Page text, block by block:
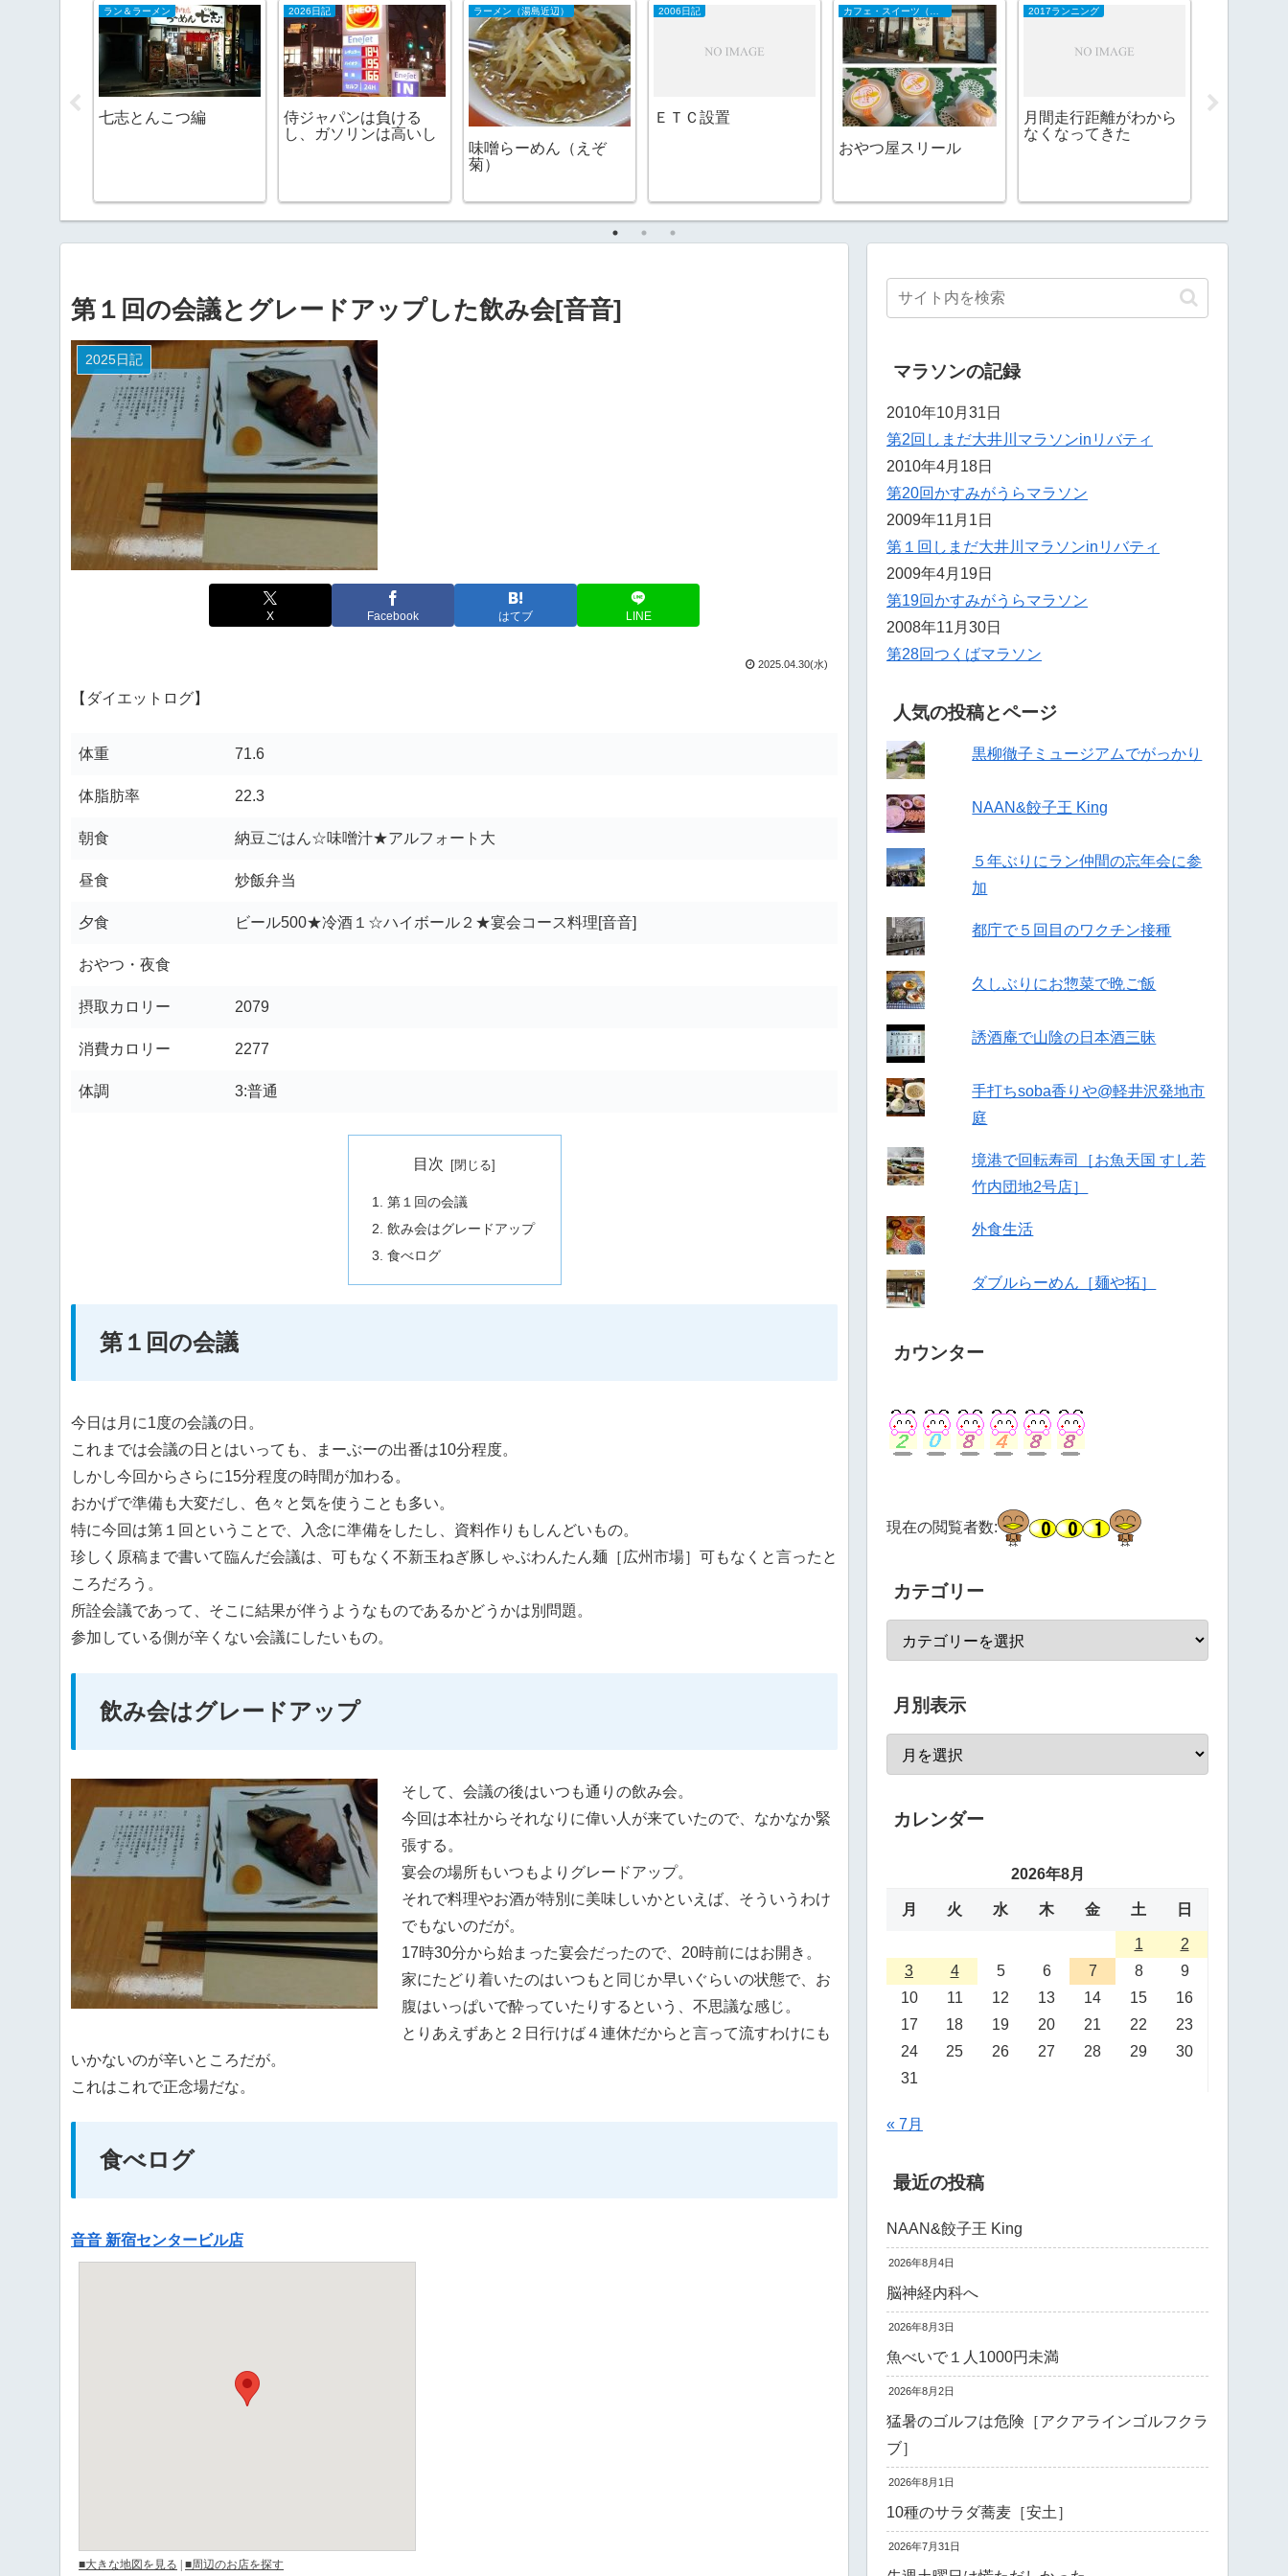
ラン＆ラーメン
七志とんこつ編
2026日記
侍ジャパンは負ける
し、ガソリンは高いし
ラーメン（湯島近辺）
味噌らーめん（えぞ
菊）
2006日記
ＥＴＣ設置
カフェ・スイーツ（山陰）
おやつ屋スリール
2017ランニング
月間走行距離がわから
なくなってきた
第１回の会議とグレードアップした飲み会[音音]
2025日記
X Facebook はてブ LINE
2025.04.30(水)
【ダイエットログ】
体重 71.6
体脂肪率 22.3
朝食 納豆ごはん☆味噌汁★アルフォート大
昼食 炒飯弁当
夕食 ビール500★冷酒１☆ハイボール２★宴会コース料理[音音]
おやつ・夜食
摂取カロリー 2079
消費カロリー 2277
体調 3:普通
目次
第１回の会議
飲み会はグレードアップ
食べログ
第１回の会議
今日は月に1度の会議の日。
これまでは会議の日とはいっても、まーぶーの出番は10分程度。
しかし今回からさらに15分程度の時間が加わる。
おかげで準備も大変だし、色々と気を使うことも多い。
特に今回は第１回ということで、入念に準備をしたし、資料作りもしんどいもの。
珍しく原稿まで書いて臨んだ会議は、可もなく不新玉ねぎ豚しゃぶわんたん麺［広州市場］可もなくと言ったと
ころだろう。
所詮会議であって、そこに結果が伴うようなものであるかどうかは別問題。
参加している側が辛くない会議にしたいもの。
飲み会はグレードアップ
そして、会議の後はいつも通りの飲み会。
今回は本社からそれなりに偉い人が来ていたので、なかなか緊
張する。
宴会の場所もいつもよりグレードアップ。
それで料理やお酒が特別に美味しいかといえば、そういうわけ
でもないのだが。
17時30分から始まった宴会だったので、20時前にはお開き。
家にたどり着いたのはいつもと同じか早いぐらいの状態で、お
腹はいっぱいで酔っていたりするという、不思議な感じ。
とりあえずあと２日行けば４連休だからと言って流すわけにも
いかないのが辛いところだが。
これはこれで正念場だな。
食べログ
音音 新宿センタービル店
マラソンの記録
2010年10月31日
第2回しまだ大井川マラソンinリバティ
2010年4月18日
第20回かすみがうらマラソン
2009年11月1日
第１回しまだ大井川マラソンinリバティ
2009年4月19日
第19回かすみがうらマラソン
2008年11月30日
第28回つくばマラソン
人気の投稿とページ
黒柳徹子ミュージアムでがっかり
NAAN&餃子王 King
５年ぶりにラン仲間の忘年会に参
加
都庁で５回目のワクチン接種
久しぶりにお惣菜で晩ご飯
誘酒庵で山陰の日本酒三昧
手打ちsoba香りや@軽井沢発地市
庭
境港で回転寿司［お魚天国 すし若
竹内団地2号店］
外食生活
ダブルらーめん［麺や拓］
カウンター
現在の閲覧者数:
カテゴリー
月別表示
カレンダー
2026年8月
月 火 水 木 金 土 日
1
2
3
4 5 6 7 8
9
10
11 12 13 14 15
16
17
18 19 20 21 22
23
24
25 26 27 28 29
30
31
« 7月
最近の投稿
NAAN&餃子王 King
2026年8月4日
脳神経内科へ
2026年8月3日
魚べいで１人1000円未満
2026年8月2日
猛暑のゴルフは危険［アクアラインゴルフクラ
ブ］
2026年8月1日
10種のサラダ蕎麦［安土］
2026年7月31日